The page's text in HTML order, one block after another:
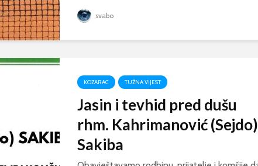
svabo
KOZARAC TUŽNA VIJEST
Jasin i tevhid pred dušu
rhm. Kahrimanović (Sejdo)
Sakiba